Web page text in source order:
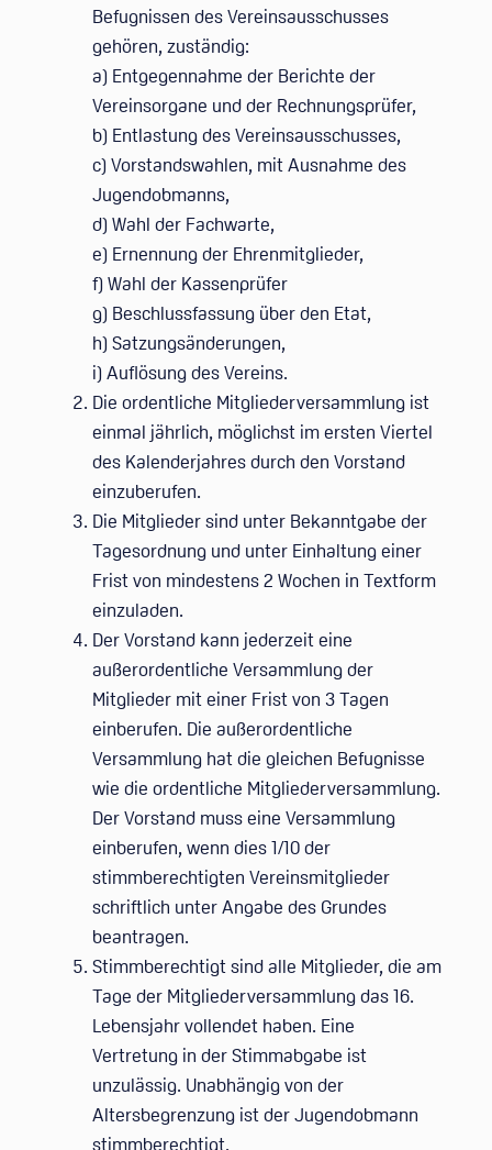
Befugnissen des Vereinsausschusses
gehören, zuständig:
a) Entgegennahme der Berichte der
Vereinsorgane und der Rechnungsprüfer,
b) Entlastung des Vereinsausschusses,
c) Vorstandswahlen, mit Ausnahme des
Jugendobmanns,
d) Wahl der Fachwarte,
e) Ernennung der Ehrenmitglieder,
f) Wahl der Kassenprüfer
g) Beschlussfassung über den Etat,
h) Satzungsänderungen,
i) Auflösung des Vereins.
Die ordentliche Mitgliederversammlung ist
einmal jährlich, möglichst im ersten Viertel
des Kalenderjahres durch den Vorstand
einzuberufen.
Die Mitglieder sind unter Bekanntgabe der
Tagesordnung und unter Einhaltung einer
Frist von mindestens 2 Wochen in Textform
einzuladen.
Der Vorstand kann jederzeit eine
außerordentliche Versammlung der
Mitglieder mit einer Frist von 3 Tagen
einberufen. Die außerordentliche
Versammlung hat die gleichen Befugnisse
wie die ordentliche Mitgliederversammlung.
Der Vorstand muss eine Versammlung
einberufen, wenn dies 1/10 der
stimmberechtigten Vereinsmitglieder
schriftlich unter Angabe des Grundes
beantragen.
Stimmberechtigt sind alle Mitglieder, die am
Tage der Mitgliederversammlung das 16.
Lebensjahr vollendet haben. Eine
Vertretung in der Stimmabgabe ist
unzulässig. Unabhängig von der
Altersbegrenzung ist der Jugendobmann
stimmberechtigt.